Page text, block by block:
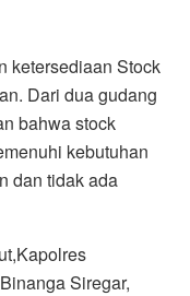
ketersediaan Stock
Dari dua gudang
bahwa stock
kebutuhan
dan tidak ada
Siregar,